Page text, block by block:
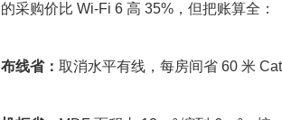
的采购价比 Wi-Fi 6 高 35%，但把账算全：
布线省： 取消水平有线，每房间省 60 米